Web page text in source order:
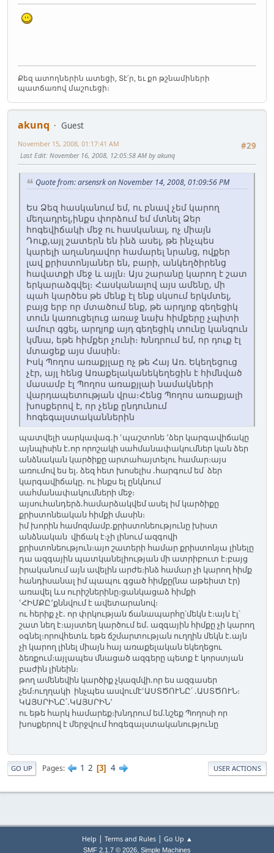
Քեզ ատողներին ատեցի, Տէ՛ր, եւ քո թշնամիների
պատճառով մաշուեցի։
akunq
Guest
#29
November 15, 2008, 01:17:41 AM
Last Edit: November 16, 2008, 12:05:58 AM by akunq
Quote from: arsensrk on November 14, 2008, 01:09:56 PM
Ես Ձեզ հասկանում եմ, ու բնավ չեմ կարող
մեղադրել,ինքս փորձում եմ մտնել Ձեր
հոգեվիճակի մեջ ու հասկանալ, ոչ միայն
Դուք,այլ շատերն են ինձ ասել, թե ինչպես
կարելի աղանդավոր համարել նրանց, ովքեր
լավ քրիստոնյաներ են, բարի, անկեղծիրենց
հավատքի մեջ և այլն։ Այս շարանը կարող է շատ
երկարաձգվել։ Հասկանալով այս ամենը, մի
պահ կարծես թե մենք էլ ենք սկսում երկմտել,
բայց երբ որ մտածում ենք, թե արդյոք գեղեցիկ
տուն կառուցելուց առաջ նախ հիմքերը չպիտի
ամուր գցել, արդյոք այդ գեղեցիկ տունը կանգուն
կմնա, եթե հիմքեր չունի։ Խնդրում եմ, որ դուք էլ
մտացեք այս մասին։
Իսկ Պողոս առաքյլաը ոչ թե Հայ Առ. Եկեղեցուց
չէր, այլ հենց Առաքելականեկեղեցին է հիմնված
մասամբ էլ Պողոս առաքյլաի նամակների
վարդապետության վրա։Հենց Պողոս առաքյալի
խոսքերով է, որ չենք ընդունում
հոգեգալստականներին
պատվելի սարկավագ.ի ՙպաշտոնե ՚ձեր կարգավիճակը
այնպիսին է.որ որոշակի սահմանափակումներ կան ձեր
անձնական կարծիքը արտահայտելու համար։այս
առումով ես ել. ձեզ հետ խոսելիս .հարգում եմ ձեր
կարգավիճակը. ու ինքս ել ընկնում
սահմանափակումների մեջ։
այսուհանդերձ.համարձակվեմ ասել իմ կարծիքը
քրիստոնեական հիմքի մասին։
իմ խորին համոզմամբ.քրիստոնեությունը խիստ
անձնական վիճակ է։չի լինում ազգովի
քրիստոնեություն։այո շատերի համար քրիստոնյա լինելը
դա ազգային պատկանելիության մի ատրիբուտ է։բայց
իրականում այն ավելին արժե։ինձ համար չի կարող հիմք
հանդիսանալ իմ պապու գցած հիմքը(նա աթեիստ էր)
առավել ևս ուրիշներինը։ցանկացաձ հիմքի
ՙՀԻՄՔԸ՚քննվում է ավետարանով։
ու հերիք չէ. որ փրկության ճանապարհը՝մեկն է։այն էլ՝
շատ նեղ է։այստեղ կարծում եմ. ազգային հիմքը չի կարող
օգնել։որովհետև եթե ճշմարտության ուղղին մեկն է.այն
չի կարող լինել միայն հայ առաքելական եկեղեցու
ձեռքում։այլապես մնացած ազգերը պետք է կորստյան
բաժին լինեին։
թող ամենեվին կարծիք չկազմվի.որ ես ազգասեր
չեմ։ուղղակի ինչպես ասվումէՙԱՍՏԾՈՒՆԸ՛ .ԱՍՏԾՈՒՆ։
ԿԱՅՍՐԻՆԸ՛.ԿԱՅՍՐԻՆ՚
ու եթե հարկ համարեք։խնդրում եմ.նշեք Պողոսի որ
խոսքերով է մերջվում հոգեգալստականությունը
GO UP Pages 1 2 3 4 USER ACTIONS
Help | Terms and Rules| Go Up ▲
SMF 2.1.7 © 2026, Simple Machines